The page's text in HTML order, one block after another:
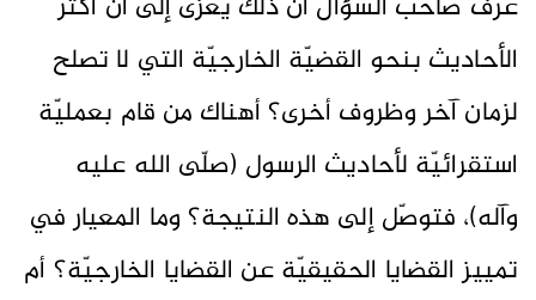
الأحاديث بنحو القضيّة الخارجيّة التي لا تصلح
لزمان آخر وظروف أخرى؟ أهناك من قام بعمليّة
استقرائيّة لأحاديث الرسول (صلّى الله عليه
وآله)، فتوصّل إلى هذه النتيجة؟ وما المعيار في
تمييز القضايا الحقيقيّة عن القضايا الخارجيّة؟ أم